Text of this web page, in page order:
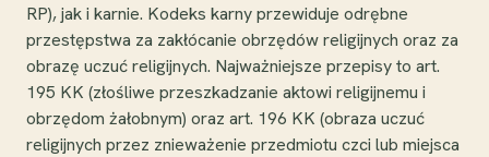
RP), jak i karnie. Kodeks karny przewiduje odrębne
przestępstwa za zakłócanie obrzędów religijnych oraz za
obrazę uczuć religijnych. Najważniejsze przepisy to art.
195 KK (złośliwe przeszkadzanie aktowi religijnemu i
obrzędom żałobnym) oraz art. 196 KK (obraza uczuć
religijnych przez znieważenie przedmiotu czci lub miejsca